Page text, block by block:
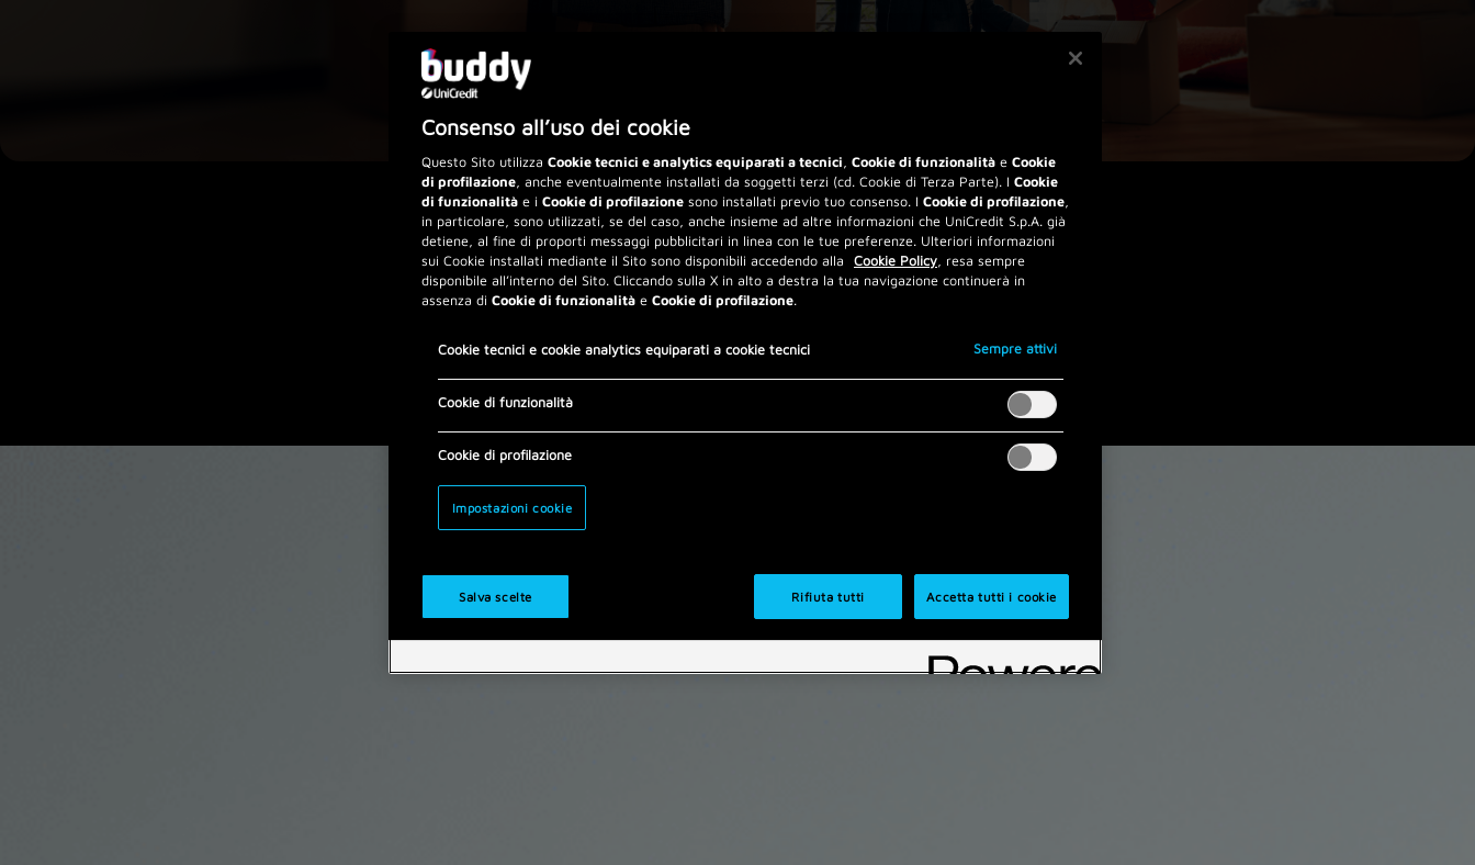
Consenso all’uso dei cookie
Questo Sito utilizza Cookie tecnici e analytics equiparati a tecnici, Cookie di funzionalità e Cookie
di profilazione, anche eventualmente installati da soggetti terzi (cd. Cookie di Terza Parte). I Cookie
di funzionalità e i Cookie di profilazione sono installati previo tuo consenso. I Cookie di profilazione,
in particolare, sono utilizzati, se del caso, anche insieme ad altre informazioni che UniCredit S.p.A. già
detiene, al fine di proporti messaggi pubblicitari in linea con le tue preferenze. Ulteriori informazioni
sui Cookie installati mediante il Sito sono disponibili accedendo alla
Cookie Policy, resa sempre
disponibile all’interno del Sito. Cliccando sulla X in alto a destra la tua navigazione continuerà in
assenza di Cookie di funzionalità e Cookie di profilazione.
Cookie tecnici e cookie analytics equiparati a cookie tecnici Sempre attivi
Cookie di funzionalità
Cookie di profilazione
Impostazioni cookie
Salva scelte Rifiuta tutti Accetta tutti i cookie